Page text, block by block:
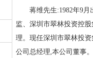
蒋维先生:1982年9
监、深圳市翠林投资控
理。现任深圳市翠林投
公司总经理,本公司董事。